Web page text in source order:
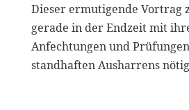
Dieser ermutigende Vortrag
gerade in der Endzeit mit
Anfechtungen und
standhaften Ausharrens